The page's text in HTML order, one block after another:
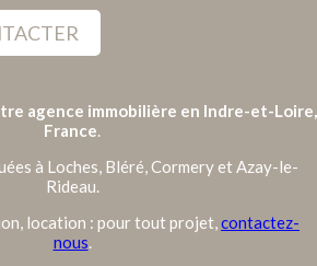
agence immobilière en Indre-et-Loire,
France.
à Loches, Bléré, Cormery et Azay-le-
Rideau.
location : pour tout projet,contactez-
nous.